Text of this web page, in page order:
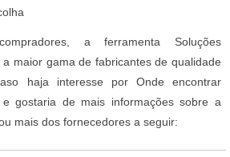
a ferramenta Soluções
maior gama de fabricantes de qualidade
haja interesse por Onde encontrar
gostaria de mais informações sobre a
mais dos fornecedores a seguir: